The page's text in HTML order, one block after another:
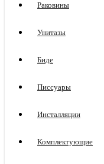
Раковины
Унитазы
Биде
Писсуары
Инсталляции
Комплектующие